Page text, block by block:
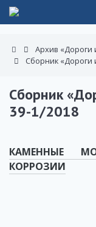
Архив «Дороги
Сборник «Дороги
Сборник
39-1/2018
КАМЕННЫЕ
КОРРОЗИИ